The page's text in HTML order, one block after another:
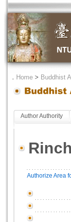
． Home > Buddhist
Author Authority
Authorize Area